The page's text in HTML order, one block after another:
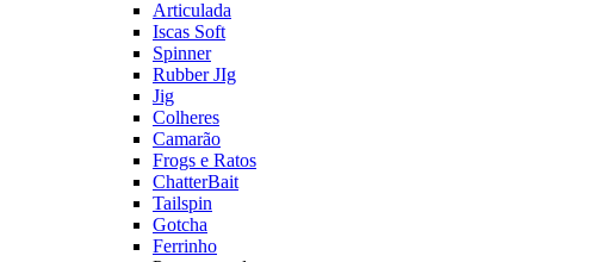
Articulada
Iscas Soft
Spinner
Rubber JIg
Jig
Colheres
Camarão
Frogs e Ratos
ChatterBait
Tailspin
Gotcha
Ferrinho